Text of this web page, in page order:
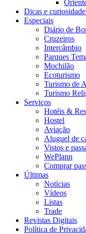
Dicas e
Especiais
Diário de
Cruzeiros
Intercâmbio
Parques
Mochilão
Ecoturismo
Turismo de
Turismo
Serviços
Hotéis &
Hostel
Aviação
Aluguel de
Vistos e
WePlann
Comprar
Últimas
Notícias
Vídeos
Listas
Trade
Revistas Digitais
Política de